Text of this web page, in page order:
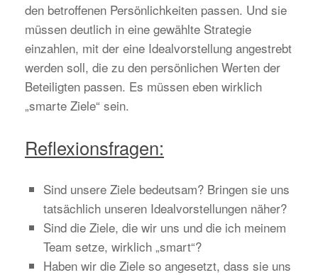
den betroffenen Persönlichkeiten passen. Und sie
müssen deutlich in eine gewählte Strategie
einzahlen, mit der eine Idealvorstellung angestrebt
werden soll, die zu den persönlichen Werten der
Beteiligten passen. Es müssen eben wirklich
„smarte Ziele“ sein.
Reflexionsfragen:
Sind unsere Ziele bedeutsam? Bringen sie uns
tatsächlich unseren Idealvorstellungen näher?
Sind die Ziele, die wir uns und die ich meinem
Team setze, wirklich „smart“?
Haben wir die Ziele so angesetzt, dass sie uns